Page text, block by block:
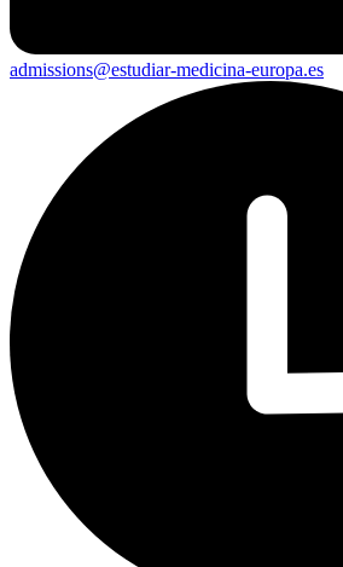
admissions@estudiar-medicina-europa.es